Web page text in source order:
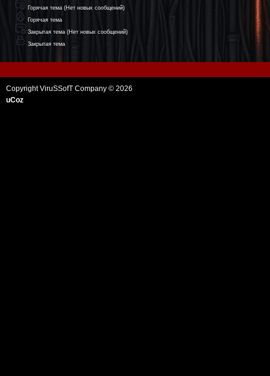
Горячая тема (Нет новых сообщений)
Горячая тема
Закрытая тема (Нет новых сообщений)
Закрытая тема
Copyright ViruSSofT Company © 2026
uCoz